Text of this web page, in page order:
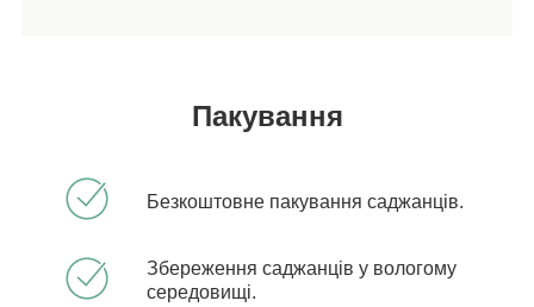
Пакування
Безкоштовне пакування саджанців.
Збереження саджанців у вологому
середовищі.